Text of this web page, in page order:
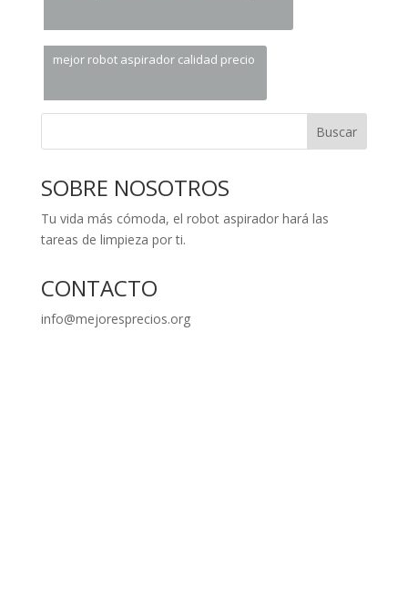
mejor robot aspirador calidad precio
Buscar
SOBRE NOSOTROS
Tu vida más cómoda, el robot aspirador hará las
tareas de limpieza por ti.
CONTACTO
info@mejoresprecios.org